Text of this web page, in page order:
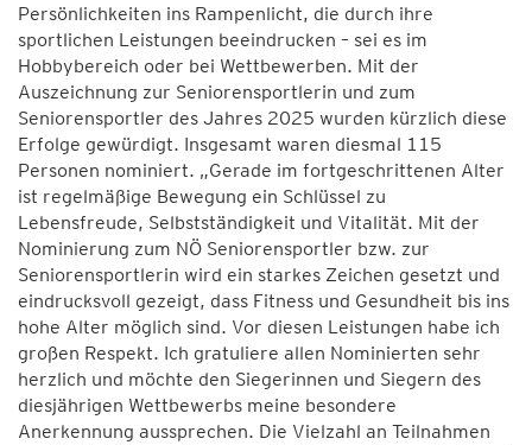
Persönlichkeiten ins Rampenlicht, die durch ihre
sportlichen Leistungen beeindrucken – sei es im
Hobbybereich oder bei Wettbewerben. Mit der
Auszeichnung zur Seniorensportlerin und zum
Seniorensportler des Jahres 2025 wurden kürzlich diese
Erfolge gewürdigt. Insgesamt waren diesmal 115
Personen nominiert. „Gerade im fortgeschrittenen Alter
ist regelmäßige Bewegung ein Schlüssel zu
Lebensfreude, Selbstständigkeit und Vitalität. Mit der
Nominierung zum NÖ Seniorensportler bzw. zur
Seniorensportlerin wird ein starkes Zeichen gesetzt und
eindrucksvoll gezeigt, dass Fitness und Gesundheit bis ins
hohe Alter möglich sind. Vor diesen Leistungen habe ich
großen Respekt. Ich gratuliere allen Nominierten sehr
herzlich und möchte den Siegerinnen und Siegern des
diesjährigen Wettbewerbs meine besondere
Anerkennung aussprechen. Die Vielzahl an Teilnahmen